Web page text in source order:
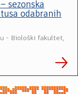
sezonska
odabranih
- Biološki fakultet,